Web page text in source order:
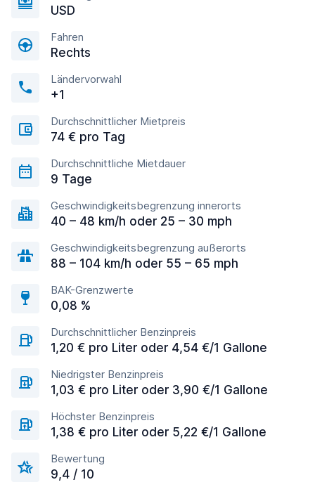
USD
Fahren
Rechts
Ländervorwahl
+1
Durchschnittlicher Mietpreis
74 € pro Tag
Durchschnittliche Mietdauer
9 Tage
Geschwindigkeitsbegrenzung innerorts
40 – 48 km/h oder 25 – 30 mph
Geschwindigkeitsbegrenzung außerorts
88 – 104 km/h oder 55 – 65 mph
BAK-Grenzwerte
0,08 %
Durchschnittlicher Benzinpreis
1,20 € pro Liter oder 4,54 €/1 Gallone
Niedrigster Benzinpreis
1,03 € pro Liter oder 3,90 €/1 Gallone
Höchster Benzinpreis
1,38 € pro Liter oder 5,22 €/1 Gallone
Bewertung
9,4 / 10